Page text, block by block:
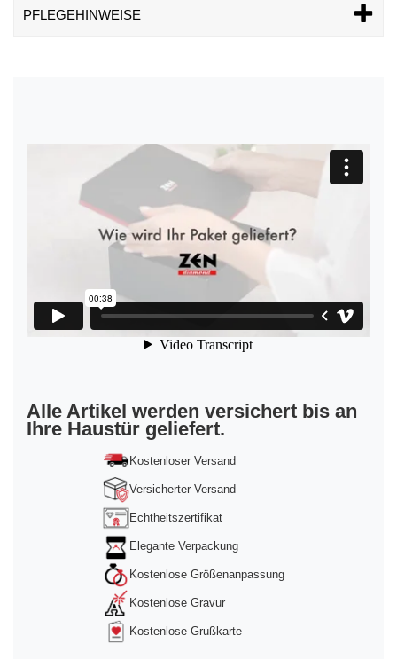
PFLEGEHINWEISE
Alle Artikel werden versichert bis an
Ihre Haustür geliefert.
Kostenloser Versand
Versicherter Versand
Echtheitszertifikat
Elegante Verpackung
Kostenlose Größenanpassung
Kostenlose Gravur
Kostenlose Grußkarte